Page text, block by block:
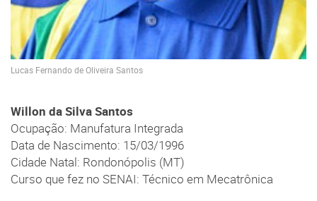
Lucas Fernando de Oliveira Santos
Willon da Silva Santos
Ocupação: Manufatura Integrada
Data de Nascimento: 15/03/1996
Cidade Natal: Rondonópolis (MT)
Curso que fez no SENAI: Técnico em Mecatrônica